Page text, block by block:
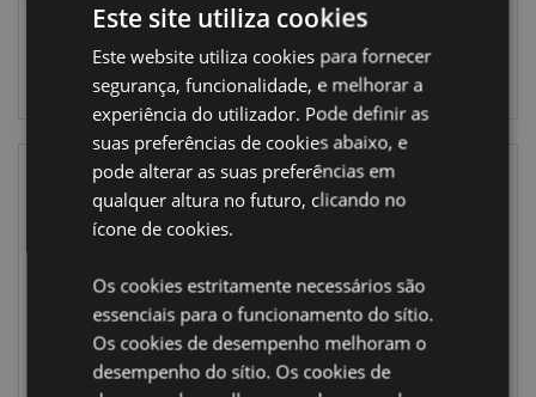
INICIAR
SESSÃO
INICIAR
SESSÃO
SALDOS
Set de 5 peças de
Lima de unhas
Este site utiliza cookies
Este website utiliza cookies para fornecer
segurança, funcionalidade, e melhorar a
experiência do utilizador. Pode definir as
suas preferências de cookies abaixo, e
pode alterar as suas preferências em
qualquer altura no futuro, clicando no
ícone de cookies.
Os cookies estritamente necessários são
essenciais para o funcionamento do sítio.
Os cookies de desempenho melhoram o
desempenho do sítio. Os cookies de